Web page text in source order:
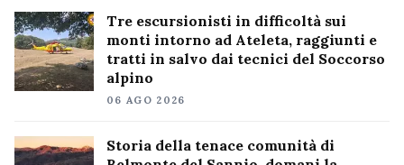
Tre escursionisti in difficoltà sui
monti intorno ad Ateleta, raggiunti e
tratti in salvo dai tecnici del Soccorso
alpino
06 AGO 2026
Storia della tenace comunità di